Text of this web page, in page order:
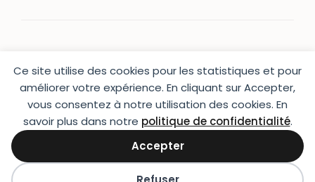
Ce site utilise des cookies pour les statistiques et pour
améliorer votre expérience. En cliquant sur Accepter,
vous consentez à notre utilisation des cookies. En
savoir plus dans notre politique de confidentialité.
Accepter
CRÉATION WEB VARCHETTA
PRESSE|CONTACT|MENTIONS LÉGALES|
CGU & CGV|LIVRAISON